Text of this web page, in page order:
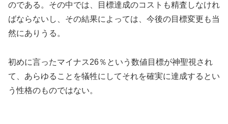
のである。その中では、目標達成のコストも精査しなけれ
ばならないし、その結果によっては、今後の目標変更も当
然にありうる。
初めに言ったマイナス26％という数値目標が神聖視され
て、あらゆることを犠牲にしてそれを確実に達成するとい
う性格のものではない。